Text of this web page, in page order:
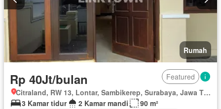
Rumah
Rp 40Jt/bulan
Featured
Citraland, RW 13, Lontar, Sambikerep, Surabaya, Jawa Timur
3 Kamar tidur
2 Kamar mandi
90 m²